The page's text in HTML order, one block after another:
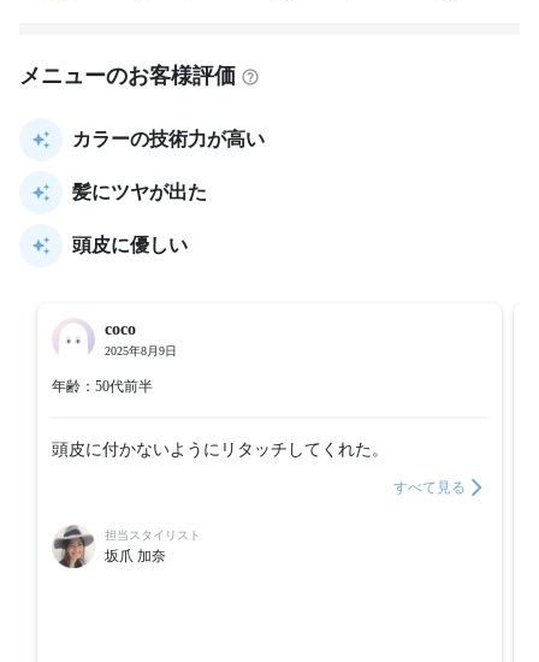
メニューのお客様評価
カラーの技術力が高い
髪にツヤが出た
頭皮に優しい
coco
2025年8月9日
年齢：50代前半
頭皮に付かないようにリタッチしてくれた。
すべて見る
担当スタイリスト
坂爪 加奈